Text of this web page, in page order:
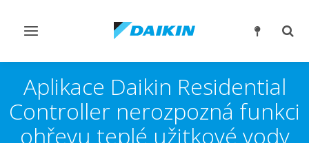
Přepnout
Aplikace Daikin Residential
Controller nerozpozná funkci
ohřevu teplé užitkové vody